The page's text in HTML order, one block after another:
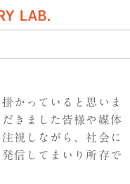
かっていると思いま
きました皆様や媒体
視しながら、社会に
信してまいり所存で